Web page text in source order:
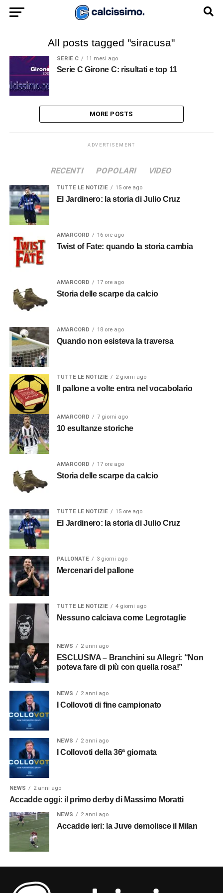
All posts tagged "siracusa"
SERIE C 11 mesi ago
Serie C Girone C: risultati e top 11
MORE POSTS
ADVERTISEMENT
RECENTI POPOLARI VIDEO
TUTTE LE NOTIZIE 15 ore ago
El Jardinero: la storia di Julio Cruz
AMARCORD 16 ore ago
Twist of Fate: quando la storia cambia
AMARCORD 17 ore ago
Storia delle scarpe da calcio
AMARCORD 18 ore ago
Quando non esisteva la traversa
TUTTE LE NOTIZIE 2 giorni ago
Il pallone a volte entra nel vocabolario
AMARCORD 7 giorni ago
10 esultanze storiche
AMARCORD 17 ore ago
Storia delle scarpe da calcio
TUTTE LE NOTIZIE 15 ore ago
El Jardinero: la storia di Julio Cruz
PALLONATE 3 giorni ago
Mercenari del pallone
TUTTE LE NOTIZIE 4 giorni ago
Nessuno calciava come Legrotaglie
NEWS 2 anni ago
ESCLUSIVA – Branchini su Allegri: “Non
poteva fare di più con quella rosa!”
NEWS 2 anni ago
I Collovoti di fine campionato
NEWS 2 anni ago
I Collovoti della 36ª giornata
NEWS 2 anni ago
Accadde oggi: il primo derby di Massimo Moratti
NEWS 2 anni ago
Accadde ieri: la Juve demolisce il Milan